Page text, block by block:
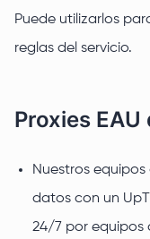
Puede utilizarlos
reglas del servicio.
Proxies
Nuestros
datos con un
24/7 por equipos